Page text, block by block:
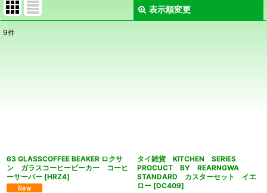
表示順変更
9件
63 GLASSCOFFEE BEAKER ロクサ
ン ガラスコーヒービーカー コーヒ
ーサーバー [HRZ4]
タイ雑貨 KITCHEN SERIES
PROCUCT BY REARNGWA
STANDARD カスターセット イエ
ロー [DC409]